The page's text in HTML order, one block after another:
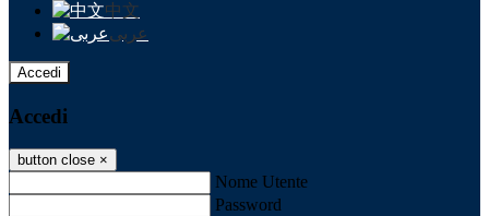
中文
عربى
Accedi
Accedi
button close ×
Nome Utente
Password